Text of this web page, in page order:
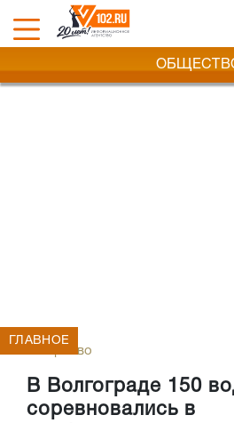
Общество
В Волгограде 150
соревновались в
ГЛАВНОЕ